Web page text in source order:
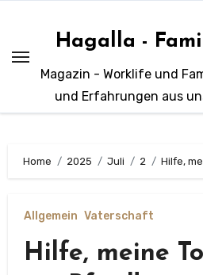
springen
Hagalla -
Magazin - Worklife und
und Erfahrungen aus
Home 2025 Juli 2 Hilfe,
Allgemein Vaterschaft
Hilfe, meine